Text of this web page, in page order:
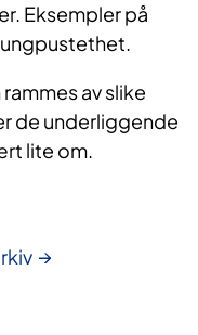
Eksempler på
av slike
de underliggende
lite om.